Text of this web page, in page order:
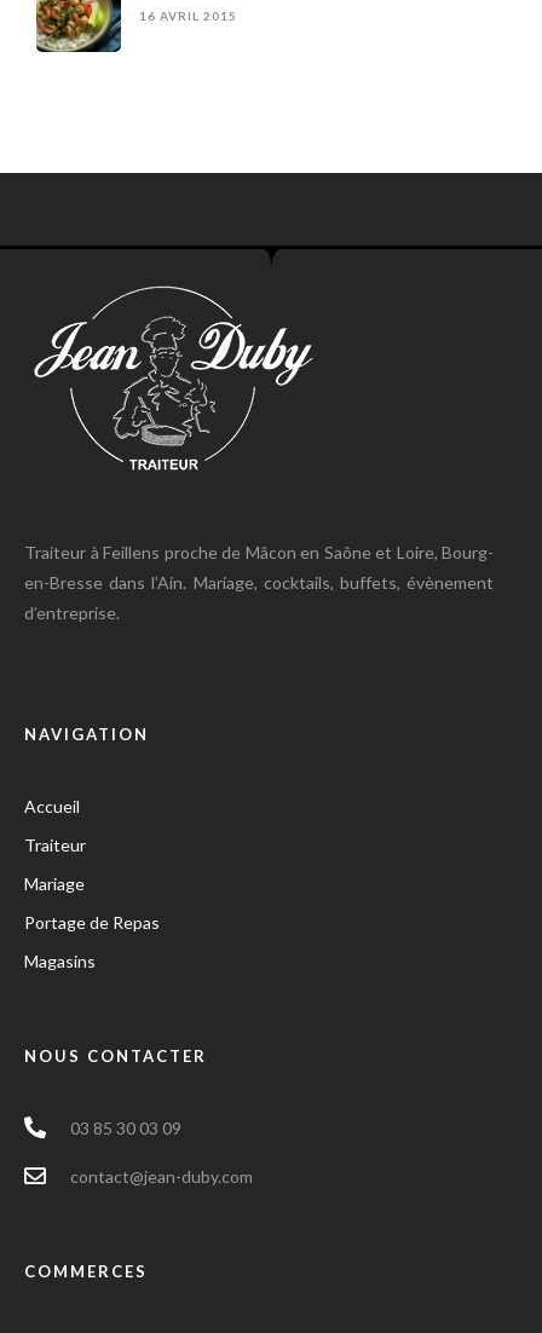
16 AVRIL 2015
Traiteur à Feillens proche de Mâcon en Saône et Loire, Bourg-
en-Bresse dans l’Ain. Mariage, cocktails, buffets, évènement
d’entreprise.
NAVIGATION
Accueil
Traiteur
Mariage
Portage de Repas
Magasins
NOUS CONTACTER
03 85 30 03 09
contact@jean-duby.com
COMMERCES